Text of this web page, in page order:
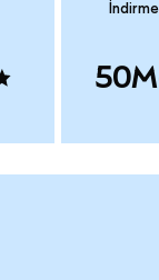
İndirme